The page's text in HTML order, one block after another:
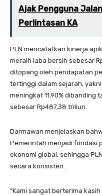
Ajak Pengguna
Perlintasan KA
PLN mencatatkan kinerja
meraih laba bersih sebesar
ditopang oleh pendapatan
tertinggi dalam sejarah,
meningkat 11,90%
sebesar Rp487,38 triliun.
Darmawan menjelaskan
Pemerintah menjadi fondasi
ekonomi global, sehingga
secara konsisten.
“Kami sangat berterima